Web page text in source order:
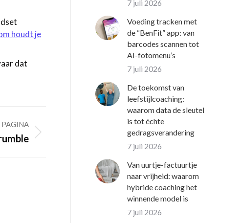
houdt je
dat
7 juli 2026
Voeding tracken met
de “BenFit” app: van
barcodes scannen tot
AI-fotomenu’s
7 juli 2026
De toekomst van
leefstijlcoaching:
waarom data de sleutel
is tot échte
gedragsverandering
7 juli 2026
Van uurtje-factuurtje
naar vrijheid: waarom
hybride coaching het
winnende model is
7 juli 2026